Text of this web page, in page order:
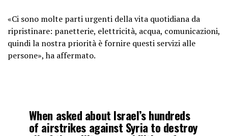
«Ci sono molte parti urgenti della vita quotidiana da
ripristinare: panetterie, elettricità, acqua, comunicazioni,
quindi la nostra priorità è fornire questi servizi alle
persone», ha affermato.
When asked about Israel’s hundreds
of airstrikes against Syria to destroy